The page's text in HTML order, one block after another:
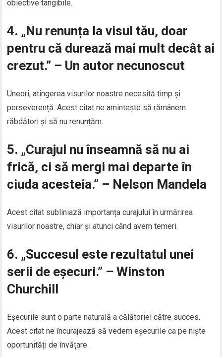
obiective tangibile.
4. „Nu renunța la visul tău, doar
pentru că durează mai mult decât ai
crezut.” – Un autor necunoscut
Uneori, atingerea visurilor noastre necesită timp și
perseverență. Acest citat ne amintește să rămânem
răbdători și să nu renunțăm.
5. „Curajul nu înseamnă să nu ai
frică, ci să mergi mai departe în
ciuda acesteia.” – Nelson Mandela
Acest citat subliniază importanța curajului în urmărirea
visurilor noastre, chiar și atunci când avem temeri.
6. „Succesul este rezultatul unei
serii de eșecuri.” – Winston
Churchill
Eșecurile sunt o parte naturală a călătoriei către succes.
Acest citat ne încurajează să vedem eșecurile ca pe niște
oportunități de învățare.